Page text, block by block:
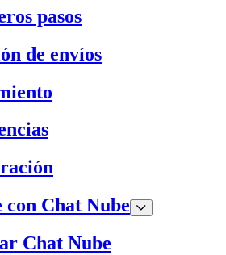
pasos
de envíos
con Chat Nube
Chat Nube